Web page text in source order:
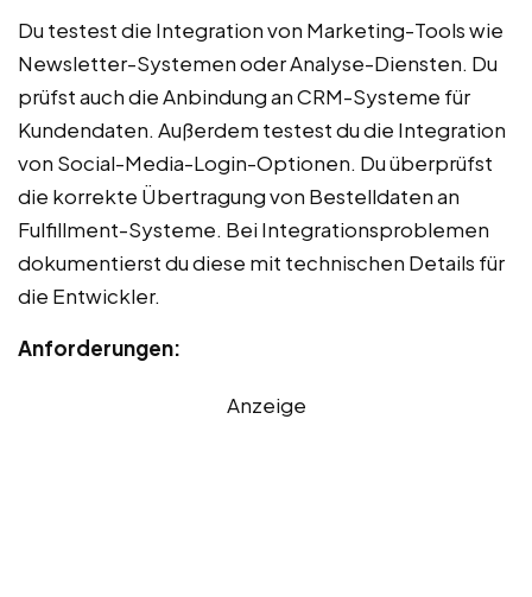
Du testest die Integration von Marketing-Tools wie
Newsletter-Systemen oder Analyse-Diensten. Du
prüfst auch die Anbindung an CRM-Systeme für
Kundendaten. Außerdem testest du die Integration
von Social-Media-Login-Optionen. Du überprüfst
die korrekte Übertragung von Bestelldaten an
Fulfillment-Systeme. Bei Integrationsproblemen
dokumentierst du diese mit technischen Details für
die Entwickler.
Anforderungen:
Anzeige